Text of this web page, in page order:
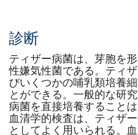
診断
ティザー病菌は、芽胞を
性嫌気性菌である。ティ
びいくつかの哺乳類培養
とができる。一般的な研
病菌を直接培養することは
血清学的検査は、ティザ
としてよく用いられる。